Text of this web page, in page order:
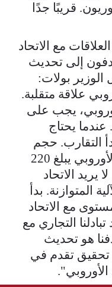
قريبًا جدًا
مع الاتحاد
إلى تحديث
الوزير بولات:
علاقة متقلبة.
يجب على
عندما يحتاج
التقارب. حجم
التبادل التجاري بيننا والاتحاد الأوروبي يبلغ 220
يريد الاتحاد
المتوازنة. بدأ
مع الاتحاد
التجاري مع
بنسبة 5٪. هدفنا هو تحديث
تحقيق تقدم في